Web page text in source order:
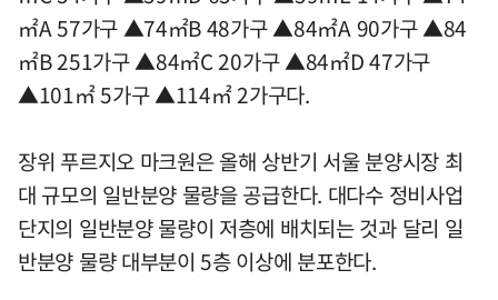
㎡A 57가구 ▲74㎡B 48가구 ▲84㎡A 90가구 ▲84
㎡B 251가구 ▲84㎡C 20가구 ▲84㎡D 47가구
▲101㎡ 5가구 ▲114㎡ 2가구다.
장위 푸르지오 마크원은 올해 상반기 서울 분양시장 최
대 규모의 일반분양 물량을 공급한다. 대다수 정비사업
단지의 일반분양 물량이 저층에 배치되는 것과 달리 일
반분양 물량 대부분이 5층 이상에 분포한다.